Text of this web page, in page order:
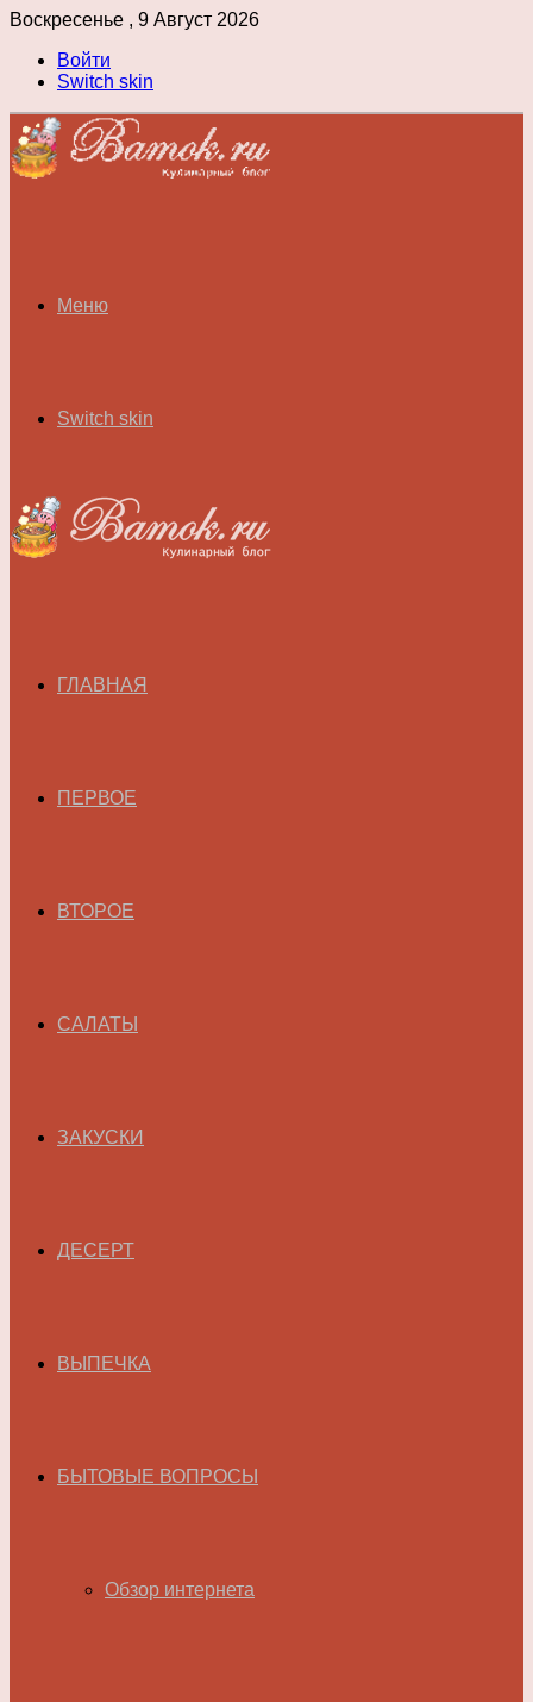
Воскресенье , 9 Август 2026
Войти
Switch skin
Меню
Switch skin
ГЛАВНАЯ
ПЕРВОЕ
ВТОРОЕ
САЛАТЫ
ЗАКУСКИ
ДЕСЕРТ
ВЫПЕЧКА
БЫТОВЫЕ ВОПРОСЫ
Обзор интернета